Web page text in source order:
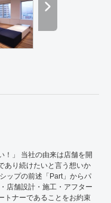
！」 当社の由来は店舗を開
あり続けたいと言う想いか
ップの前述「Part」からパ
店舗設計・施工・アフター
トナーであることをお約束